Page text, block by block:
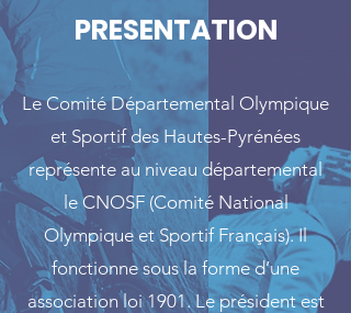
PRESENTATION
Le Comité Départemental Olympique
et Sportif des Hautes-Pyrénées
représente au niveau départemental
le CNOSF (Comité National
Olympique et Sportif Français). Il
fonctionne sous la forme d’une
association loi 1901. Le président est